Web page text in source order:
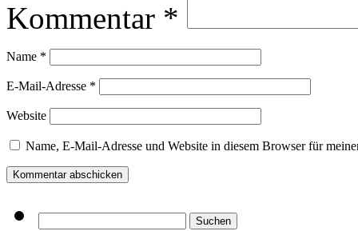
Kommentar *
Name *
E-Mail-Adresse *
Website
Name, E-Mail-Adresse und Website in diesem Browser für